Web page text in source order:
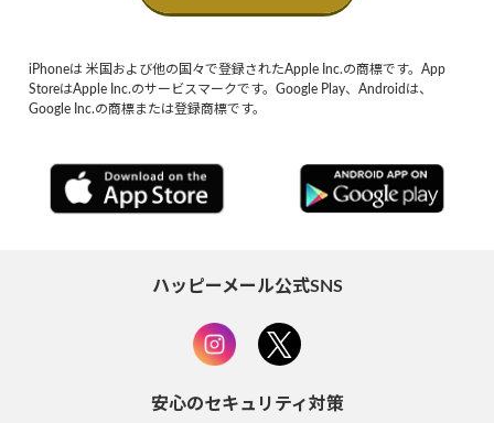
iPhoneは 米国および他の国々で登録されたApple Inc.の商標です。App
StoreはApple Inc.のサービスマークです。Google Play、Androidは、
Google Inc.の商標または登録商標です。
ハッピーメール公式SNS
安心のセキュリティ対策